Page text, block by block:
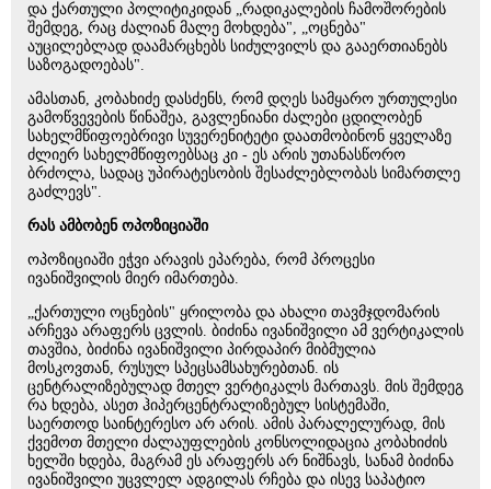
და ქართული პოლიტიკიდან „რადიკალების ჩამოშორების
შემდეგ, რაც ძალიან მალე მოხდება", „ოცნება"
აუცილებლად დაამარცხებს სიძულვილს და გააერთიანებს
საზოგადოებას".
ამასთან, კობახიძე დასძენს, რომ დღეს სამყარო ურთულესი
გამოწვევების წინაშეა, გავლენიანი ძალები ცდილობენ
სახელმწიფოებრივი სუვერენიტეტი დაათმობინონ ყველაზე
ძლიერ სახელმწიფოებსაც კი - ეს არის უთანასწორო
ბრძოლა, სადაც უპირატესობის შესაძლებლობას სიმართლე
გაძლევს".
რას ამბობენ ოპოზიციაში
ოპოზიციაში ეჭვი არავის ეპარება, რომ პროცესი
ივანიშვილის მიერ იმართება.
„ქართული ოცნების" ყრილობა და ახალი თავმჯდომარის
არჩევა არაფერს ცვლის. ბიძინა ივანიშვილი ამ ვერტიკალის
თავშია, ბიძინა ივანიშვილი პირდაპირ მიბმულია
მოსკოვთან, რუსულ სპეცსამსახურებთან. ის
ცენტრალიზებულად მთელ ვერტიკალს მართავს. მის შემდეგ
რა ხდება, ასეთ ჰიპერცენტრალიზებულ სისტემაში,
საერთოდ საინტერესო არ არის. ამის პარალელურად, მის
ქვემოთ მთელი ძალაუფლების კონსოლიდაცია კობახიძის
ხელში ხდება, მაგრამ ეს არაფერს არ ნიშნავს, სანამ ბიძინა
ივანიშვილი უცვლელ ადგილას რჩება და ისევ საპატიო